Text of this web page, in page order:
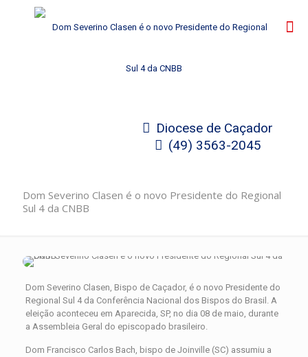
Diocese de Caçador
(49) 3563-2045
Dom Severino Clasen é o novo Presidente do Regional
Sul 4 da CNBB
Dom Severino Clasen, Bispo de Caçador, é o novo Presidente do
Regional Sul 4 da Conferência Nacional dos Bispos do Brasil. A
eleição aconteceu em Aparecida, SP, no dia 08 de maio, durante
a Assembleia Geral do episcopado brasileiro.
Dom Francisco Carlos Bach, bispo de Joinville (SC) assumiu a